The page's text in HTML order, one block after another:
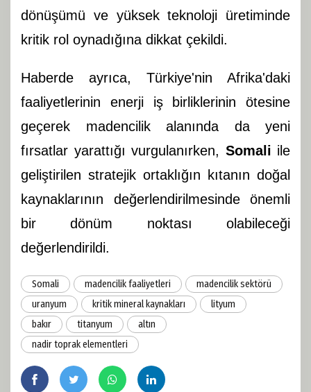
dönüşümü ve yüksek teknoloji üretiminde
kritik rol oynadığına dikkat çekildi.
Haberde ayrıca, Türkiye'nin Afrika'daki
faaliyetlerinin enerji iş birliklerinin ötesine
geçerek madencilik alanında da yeni
fırsatlar yarattığı vurgulanırken, Somali ile
geliştirilen stratejik ortaklığın kıtanın doğal
kaynaklarının değerlendirilmesinde önemli
bir dönüm noktası olabileceği
değerlendirildi.
Somali madencilik faaliyetleri
madencilik sektörü
uranyum
kritik mineral kaynakları
lityum
bakır
titanyum
altın
nadir toprak elementleri